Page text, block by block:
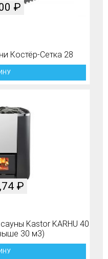
Костёр-Сетка 28
₽
Kastor KARHU 40
30 м3)
₽